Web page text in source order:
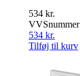
534 kr.
534 kr.
Tilføj til kurv